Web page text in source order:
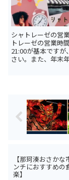
シャトレーゼの営
トレーゼの営業時
21:00が基本です
さい。また、年末
【那珂湊おさか
ンチにおすすめの
楽】